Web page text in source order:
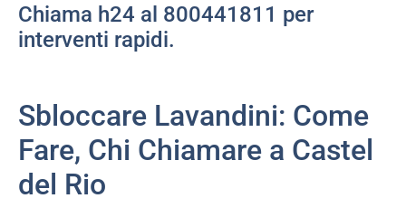
Chiama h24 al 800441811 per
interventi rapidi.
Sbloccare Lavandini: Come
Fare, Chi Chiamare a Castel
del Rio